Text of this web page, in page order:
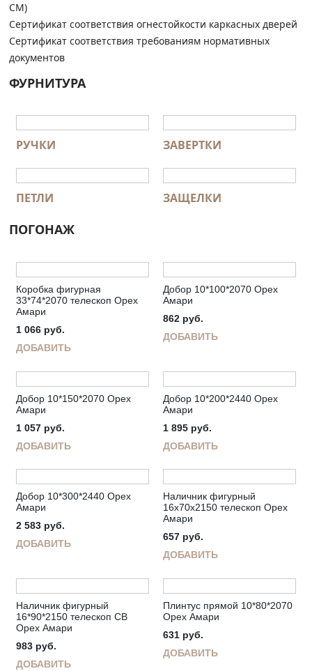
СМ)
Сертификат соответствия огнестойкости каркасных дверей
Сертификат соответствия требованиям нормативных
документов
ФУРНИТУРА
РУЧКИ ЗАВЕРТКИ
ПЕТЛИ ЗАЩЕЛКИ
ПОГОНАЖ
Коробка фигурная
33*74*2070 телескоп Орех
Амари
1 066 руб.
ДОБАВИТЬ
Добор 10*100*2070 Орех
Амари
862 руб.
ДОБАВИТЬ
Добор 10*150*2070 Орех
Амари
1 057 руб.
ДОБАВИТЬ
Добор 10*200*2440 Орех
Амари
1 895 руб.
ДОБАВИТЬ
Добор 10*300*2440 Орех
Амари
2 583 руб.
ДОБАВИТЬ
Наличник фигурный
16х70х2150 телескоп Орех
Амари
657 руб.
ДОБАВИТЬ
Наличник фигурный
16*90*2150 телескоп СВ
Орех Амари
983 руб.
ДОБАВИТЬ
Плинтус прямой 10*80*2070
Орех Амари
631 руб.
ДОБАВИТЬ